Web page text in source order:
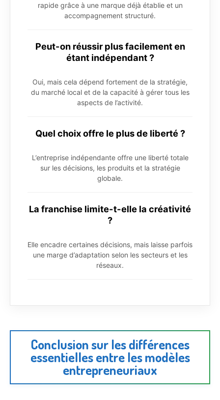
rapide grâce à une marque déjà établie et un
accompagnement structuré.
Peut-on réussir plus facilement en
étant indépendant ?
Oui, mais cela dépend fortement de la stratégie,
du marché local et de la capacité à gérer tous les
aspects de l’activité.
Quel choix offre le plus de liberté ?
L’entreprise indépendante offre une liberté totale
sur les décisions, les produits et la stratégie
globale.
La franchise limite-t-elle la créativité
?
Elle encadre certaines décisions, mais laisse parfois
une marge d’adaptation selon les secteurs et les
réseaux.
Conclusion sur les différences
essentielles entre les modèles
entrepreneuriaux